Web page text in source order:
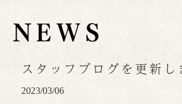
スタッフブログを更新し
2023/03/06